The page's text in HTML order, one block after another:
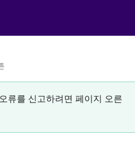
류를 신고하려면 페이지 오른